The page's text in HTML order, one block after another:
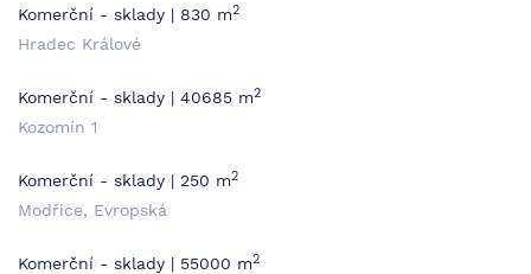
Komerční - sklady | 830 m2
Hradec Králové
Komerční - sklady | 40685 m2
Kozomín 1
Komerční - sklady | 250 m2
Modřice, Evropská
Komerční - sklady | 55000 m2